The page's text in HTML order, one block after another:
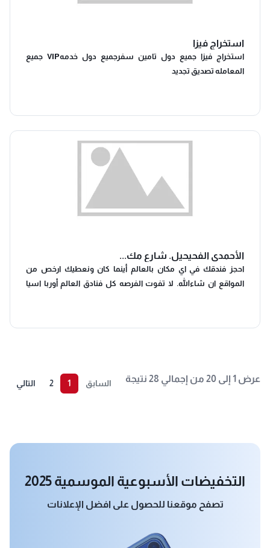
استخراج فيزا
استخراج فيزا جميع دول تامين سفرجميع دول خدمهVIP جميع
المعامله تصديق تجديد
الأحمدي الفحيحيل. شارع مك...
احجز فندقك في اي مكان بالعالم أينما كان ونعطيك ارخص من
المواقع ان شاءالله. لا تفوت الفرصه كل فنادق العالم أوربا اسيا
راسلنا في اي وقت ونحن في الخدمه طوال اليوم. واتساب و أرضي
عرض 1 إلى 20 من إجمالي 28 نتيجة السابق 1
2 التالي
التخفيضات الأسبوعية الموسمية 2025
تصفح موقعنا للحصول على افضل الإعلانات